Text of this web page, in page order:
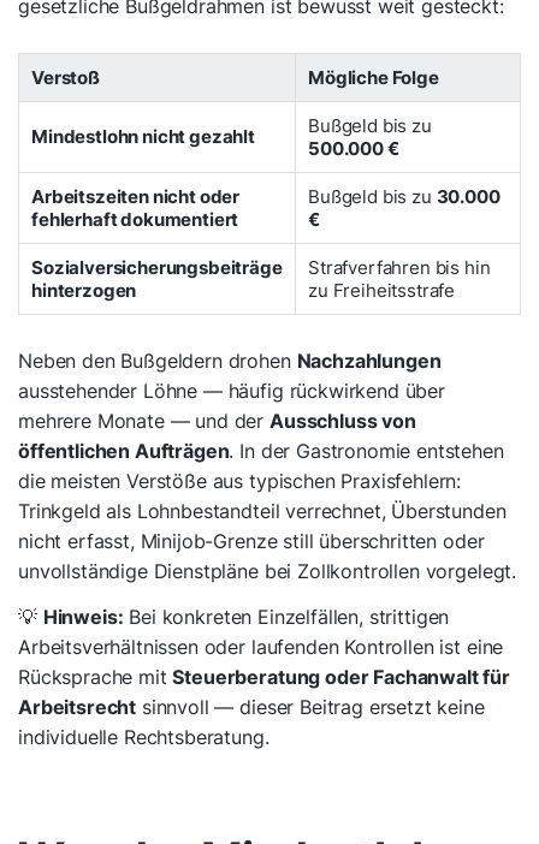
gesetzliche Bußgeldrahmen ist bewusst weit gesteckt:
Verstoß Mögliche Folge
Mindestlohn nicht gezahlt
Bußgeld bis zu
500.000 €
Arbeitszeiten nicht oder
fehlerhaft dokumentiert
Bußgeld bis zu 30.000
€
Sozialversicherungsbeiträge
hinterzogen
Strafverfahren bis hin
zu Freiheitsstrafe
Neben den Bußgeldern drohen Nachzahlungen
ausstehender Löhne — häufig rückwirkend über
mehrere Monate — und der Ausschluss von
öffentlichen Aufträgen. In der Gastronomie entstehen
die meisten Verstöße aus typischen Praxisfehlern:
Trinkgeld als Lohnbestandteil verrechnet, Überstunden
nicht erfasst, Minijob-Grenze still überschritten oder
unvollständige Dienstpläne bei Zollkontrollen vorgelegt.
💡 Hinweis: Bei konkreten Einzelfällen, strittigen
Arbeitsverhältnissen oder laufenden Kontrollen ist eine
Rücksprache mitSteuerberatung oder Fachanwalt für
Arbeitsrecht sinnvoll — dieser Beitrag ersetzt keine
individuelle Rechtsberatung.